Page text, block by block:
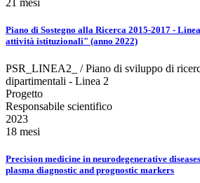
Piano di Sostegno alla Ricerca 2015-2017 -
attività istituzionali" (anno 2022)
PSR_LINEA2_ / Piano di sviluppo di
dipartimentali - Linea 2
Progetto
Responsabile scientifico
2023
18 mesi
Precision medicine in neurodegenerative
plasma diagnostic and prognostic markers